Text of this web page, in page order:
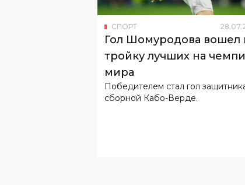
СПОРТ 28.07
Гол Шомуродова вошел
тройку лучших на
мира
Победителем стал гол защитника